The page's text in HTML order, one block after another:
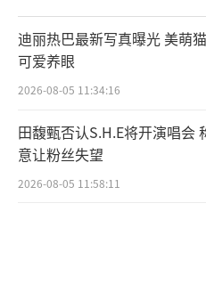
迪丽热巴最新写真曝光 美萌
可爱养眼
2026-08-05 11:34:16
田馥甄否认S.H.E将开演唱会
意让粉丝失望
2026-08-05 11:58:11